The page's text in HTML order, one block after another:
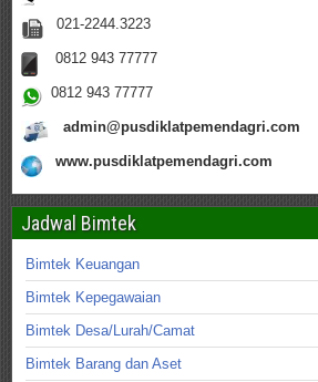
021-2244.3223
0812 943 77777
0812 943 77777
admin@pusdiklatpemendagri.com
www.pusdiklatpemendagri.com
Jadwal Bimtek
Bimtek Keuangan
Bimtek Kepegawaian
Bimtek Desa/Lurah/Camat
Bimtek Barang dan Aset